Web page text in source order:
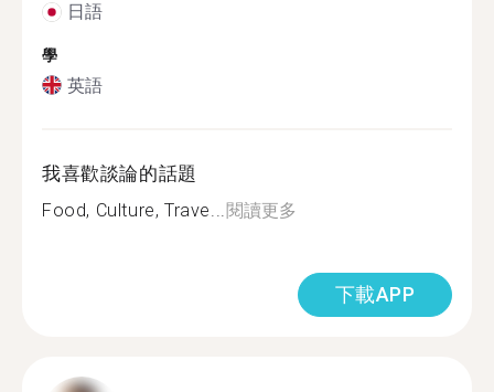
日語
學
英語
我喜歡談論的話題
Food, Culture, Trave... 閱讀更多
下載APP